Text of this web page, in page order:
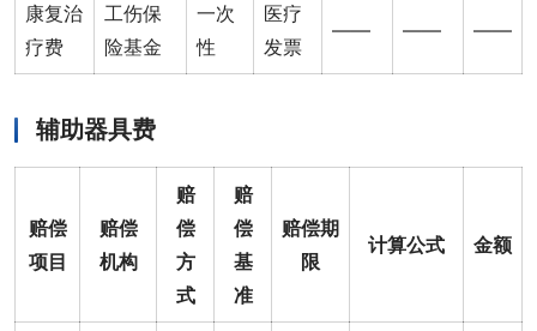
康复治
疗费
工伤保
险基金
一次
性
医疗
发票
—— —— ——
辅助器具费
赔偿
项目
赔偿
机构
赔
偿
方
式
赔
偿
基
准
赔偿期
限
计算公式 金额